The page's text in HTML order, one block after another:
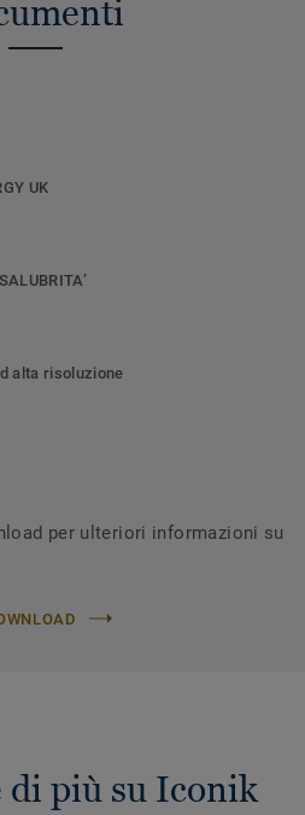
UK
alta risoluzione
per ulteriori informazioni su
di più su Iconik